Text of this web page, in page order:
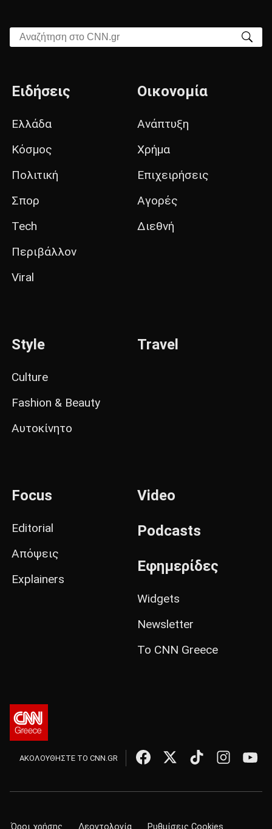
Αναζήτηση στο CNN.gr
Ειδήσεις
Ελλάδα
Κόσμος
Πολιτική
Σπορ
Tech
Περιβάλλον
Viral
Οικονομία
Ανάπτυξη
Χρήμα
Επιχειρήσεις
Αγορές
Διεθνή
Style
Culture
Fashion & Beauty
Αυτοκίνητο
Travel
Focus
Editorial
Απόψεις
Explainers
Video
Podcasts
Εφημερίδες
Widgets
Newsletter
Το CNN Greece
ΑΚΟΛΟΥΘΗΣΤΕ ΤΟ CNN.GR
Όροι χρήσης Δεοντολογία Ρυθμίσεις Cookies